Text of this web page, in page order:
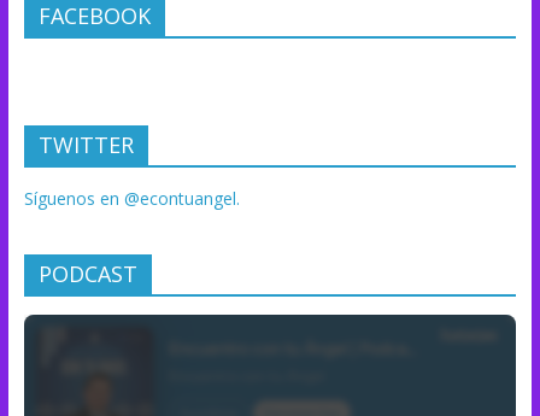
FACEBOOK
TWITTER
Síguenos en @econtuangel.
PODCAST